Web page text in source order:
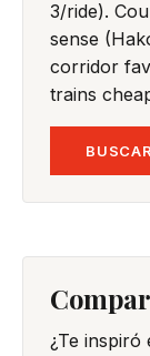
3/ride).
sense
corridor
trains
¿Te inspiró